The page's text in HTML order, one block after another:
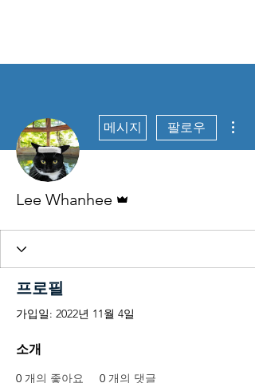
메시지 팔로우
Lee Whanhee
프로필
가입일: 2022년 11월 4일
소개
0 개의 좋아요 0 개의 댓글